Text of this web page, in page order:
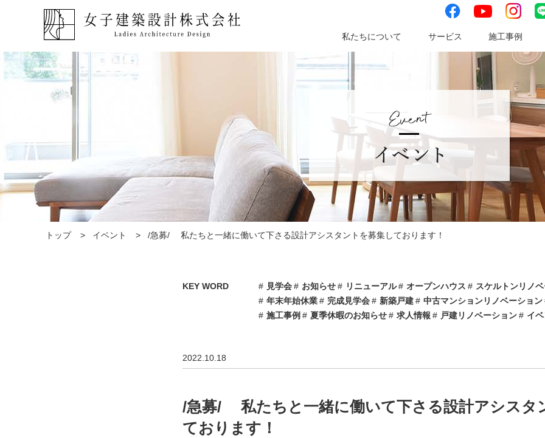
facebook youtube
私たちについて サービス 施工事例
トップ イベント /急募/ 私たちと一緒に働いて下さる設計アシスタントを募集しております！
KEY WORD 見学会 お知らせ リニューアル オープンハウス スケルトンリノ
年末年始休業
完成見学会 新築戸建 中古マンションリノベーション
施工事例
夏季休暇のお知らせ 求人情報 戸建リノベーション イ
2022.10.18
/急募/ 私たちと一緒に働いて下さる設計アシスタ
ております！